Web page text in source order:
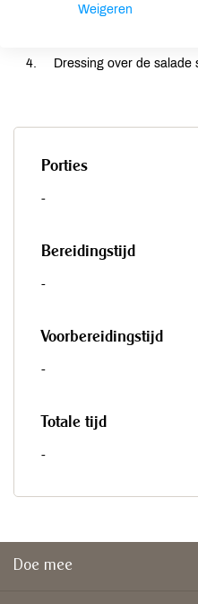
met deksel. Mengen
Dressing over de salade
Porties
-
Bereidingstijd
-
Voorbereidingstijd
-
Totale tijd
-
Doe mee
Weigeren